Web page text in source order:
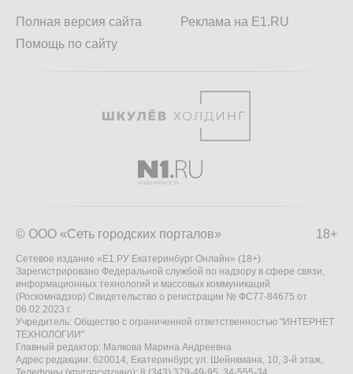
Полная версия сайта
Помощь по сайту
Реклама на E1.RU
18+
© ООО «Сеть городских порталов»
Сетевое издание «Е1.РУ Екатеринбург Онлайн» (18+)
Зарегистрировано Федеральной службой по надзору в сфере связи,
информационных технологий и массовых коммуникаций
(Роскомнадзор) Свидетельство о регистрации № ФС77-84675 от
06.02.2023 г.
Учредитель: Общество с ограниченной ответственностью "ИНТЕРНЕТ
ТЕХНОЛОГИИ"
Главный редактор: Малкова Марина Андреевна
Адрес редакции: 620014, Екатеринбург, ул. Шейнкмана, 10, 3-й этаж,